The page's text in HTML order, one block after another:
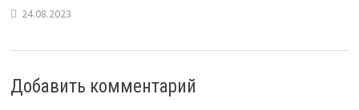
24.08.2023
Добавить комментарий